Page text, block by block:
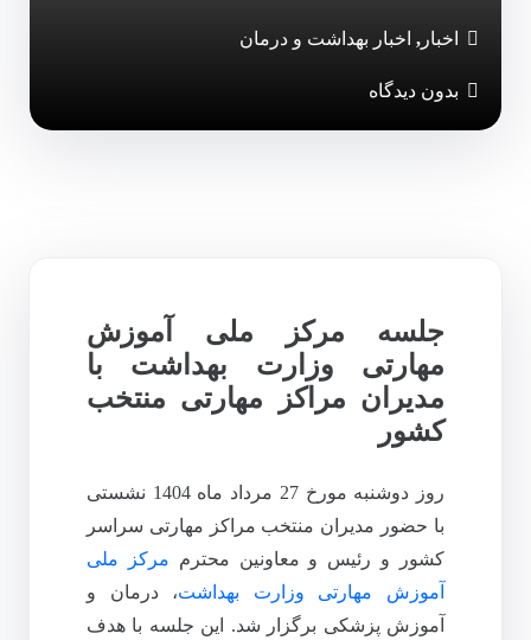
اخبار , اخبار بهداشت و درمان
بدون دیدگاه
جلسه مرکز ملی آموزش
مهارتی وزارت بهداشت با
مدیران مراکز مهارتی منتخب
کشور
روز دوشنبه مورخ 27 مرداد ماه 1404 نشستی
با حضور مدیران منتخب مراکز مهارتی سراسر
کشور و رئیس و معاونین محترم مرکز ملی
آموزش مهارتی وزارت بهداشت، درمان و
آموزش پزشکی برگزار شد. این جلسه با هدف